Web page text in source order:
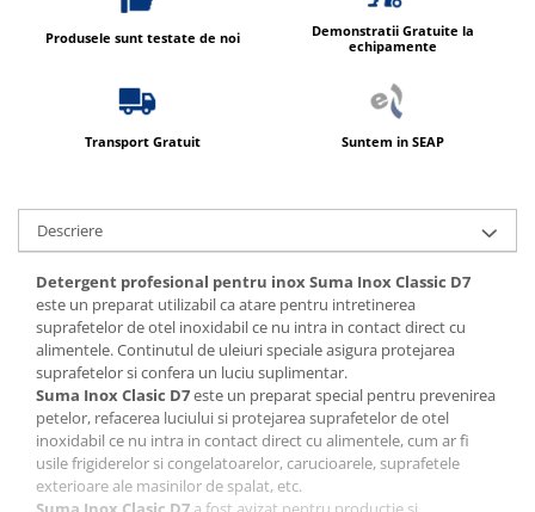
Produsele sunt testate de noi
Demonstratii Gratuite la
echipamente
Transport Gratuit Suntem in SEAP
Descriere
Detergent profesional pentru inox Suma Inox Classic D7
este un preparat utilizabil ca atare pentru intretinerea
suprafetelor de otel inoxidabil ce nu intra in contact direct cu
alimentele. Continutul de uleiuri speciale asigura protejarea
suprafetelor si confera un luciu suplimentar.
Suma Inox Clasic D7este un preparat special pentru prevenirea
petelor, refacerea luciului si protejarea suprafetelor de otel
inoxidabil ce nu intra in contact direct cu alimentele, cum ar fi
usile frigiderelor si congelatoarelor, carucioarele, suprafetele
exterioare ale masinilor de spalat, etc.